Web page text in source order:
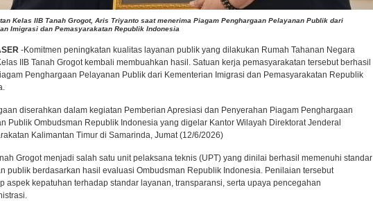
Kelas IIB Tanah Grogot, Aris Triyanto saat menerima Piagam Penghargaan Pelayanan Publik dari
Imigrasi dan Pemasyarakatan Republik Indonesia
-Komitmen peningkatan kualitas layanan publik yang dilakukan Rumah Tahanan Negara
IIB Tanah Grogot kembali membuahkan hasil. Satuan kerja pemasyarakatan tersebut berhasil
Penghargaan Pelayanan Publik dari Kementerian Imigrasi dan Pemasyarakatan Republik
diserahkan dalam kegiatan Pemberian Apresiasi dan Penyerahan Piagam Penghargaan
Publik Ombudsman Republik Indonesia yang digelar Kantor Wilayah Direktorat Jenderal
Kalimantan Timur di Samarinda, Jumat (12/6/2026)
Grogot menjadi salah satu unit pelaksana teknis (UPT) yang dinilai berhasil memenuhi standar
publik berdasarkan hasil evaluasi Ombudsman Republik Indonesia. Penilaian tersebut
aspek kepatuhan terhadap standar layanan, transparansi, serta upaya pencegahan